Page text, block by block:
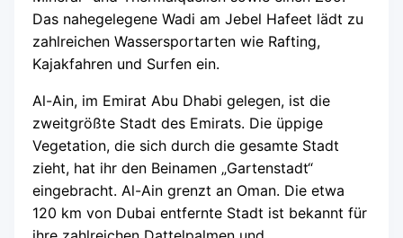
Das nahegelegene Wadi am Jebel Hafeet lädt zu
zahlreichen Wassersportarten wie Rafting,
Kajakfahren und Surfen ein.
Al-Ain, im Emirat Abu Dhabi gelegen, ist die
zweitgrößte Stadt des Emirats. Die üppige
Vegetation, die sich durch die gesamte Stadt
zieht, hat ihr den Beinamen „Gartenstadt“
eingebracht. Al-Ain grenzt an Oman. Die etwa
120 km von Dubai entfernte Stadt ist bekannt für